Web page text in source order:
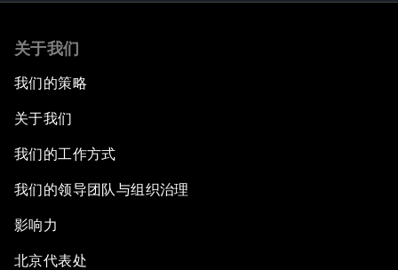
关于我们
我们的策略
关于我们
我们的工作方式
我们的领导团队与组织治理
影响力
北京代表处